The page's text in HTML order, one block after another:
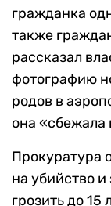
гражданка
также
рассказал
фотографию
родов в
она «сбежала
Прокуратура
на убийство
грозить до